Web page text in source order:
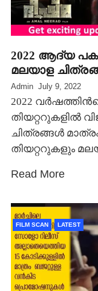
2022 ആദ്യ
മലയാള
Admin July 9, 2022
2022
തിയറ്ററുകളില്‍
ചിത്രങ്ങള്‍
തിയറ്ററുകളും
Read More
FILM SCAN LATEST